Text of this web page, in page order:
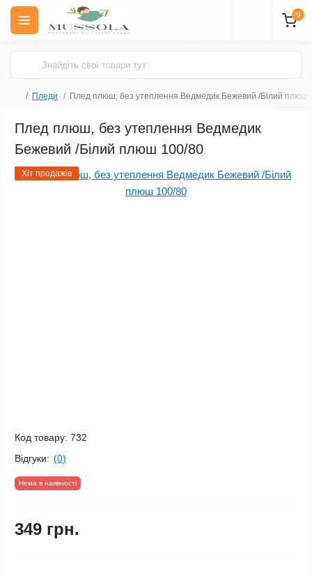
0
Пледи Плед плюш, без утеплення Ведмедик Бежевий /Білий плюш
Плед плюш, без утеплення Ведмедик
Бежевий /Білий плюш 100/80
Хіт продажів
Код товару: 732
Відгуки: (0)
Нема в наявності
349 грн.